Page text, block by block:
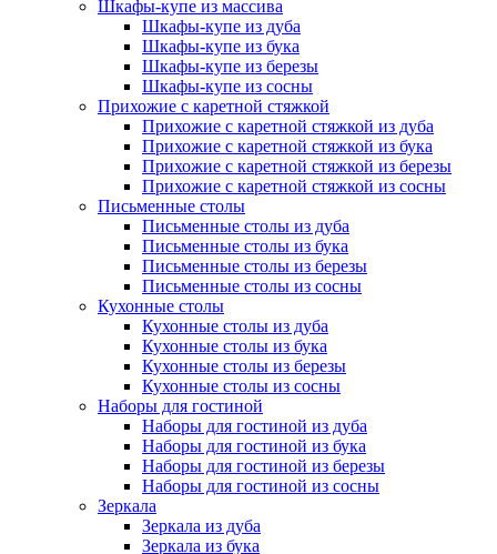
Шкафы-купе из массива
Шкафы-купе из дуба
Шкафы-купе из бука
Шкафы-купе из березы
Шкафы-купе из сосны
Прихожие с каретной стяжкой
Прихожие с каретной стяжкой из дуба
Прихожие с каретной стяжкой из бука
Прихожие с каретной стяжкой из березы
Прихожие с каретной стяжкой из сосны
Письменные столы
Письменные столы из дуба
Письменные столы из бука
Письменные столы из березы
Письменные столы из сосны
Кухонные столы
Кухонные столы из дуба
Кухонные столы из бука
Кухонные столы из березы
Кухонные столы из сосны
Наборы для гостиной
Наборы для гостиной из дуба
Наборы для гостиной из бука
Наборы для гостиной из березы
Наборы для гостиной из сосны
Зеркала
Зеркала из дуба
Зеркала из бука